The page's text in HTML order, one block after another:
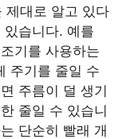
제대로 알고 있다
습니다. 예를
기를 사용하는
주기를 줄일 수
주름이 덜 생기
줄일 수 있습니
단순히 빨래 개